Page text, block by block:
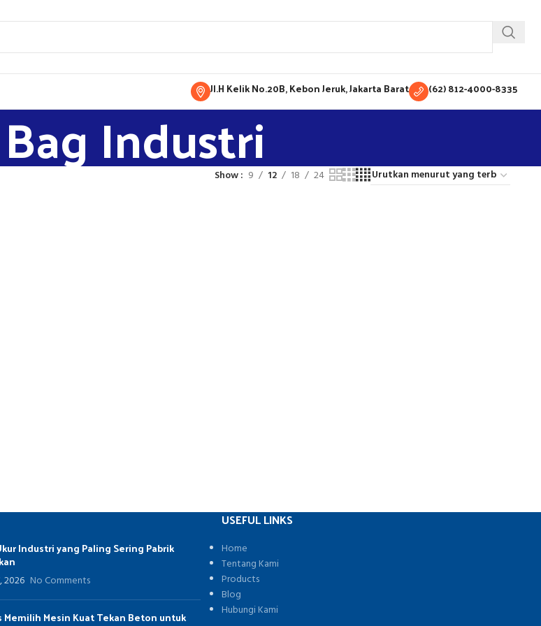
Jl.H Kelik No.20B, Kebon Jeruk, Jakarta Barat (62) 812-4000-8335
Industri
Show 9 12 18 24
Industri yang Paling Sering Pabrik
2026 No Comments
Memilih Mesin Kuat Tekan Beton untuk
USEFUL LINKS
Home
Tentang Kami
Products
Blog
Hubungi Kami